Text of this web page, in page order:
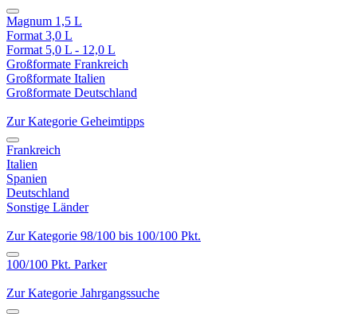
Magnum 1,5 L
Format 3,0 L
Format 5,0 L - 12,0 L
Großformate Frankreich
Großformate Italien
Großformate Deutschland
Zur Kategorie Geheimtipps
Frankreich
Italien
Spanien
Deutschland
Sonstige Länder
Zur Kategorie 98/100 bis 100/100 Pkt.
100/100 Pkt. Parker
Zur Kategorie Jahrgangssuche